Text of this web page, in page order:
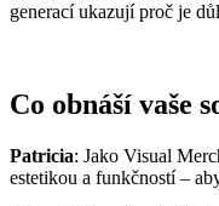
generací ukazují proč je
Co obnáší vaše
Patricia: Jako Visual
estetikou a funkčností –